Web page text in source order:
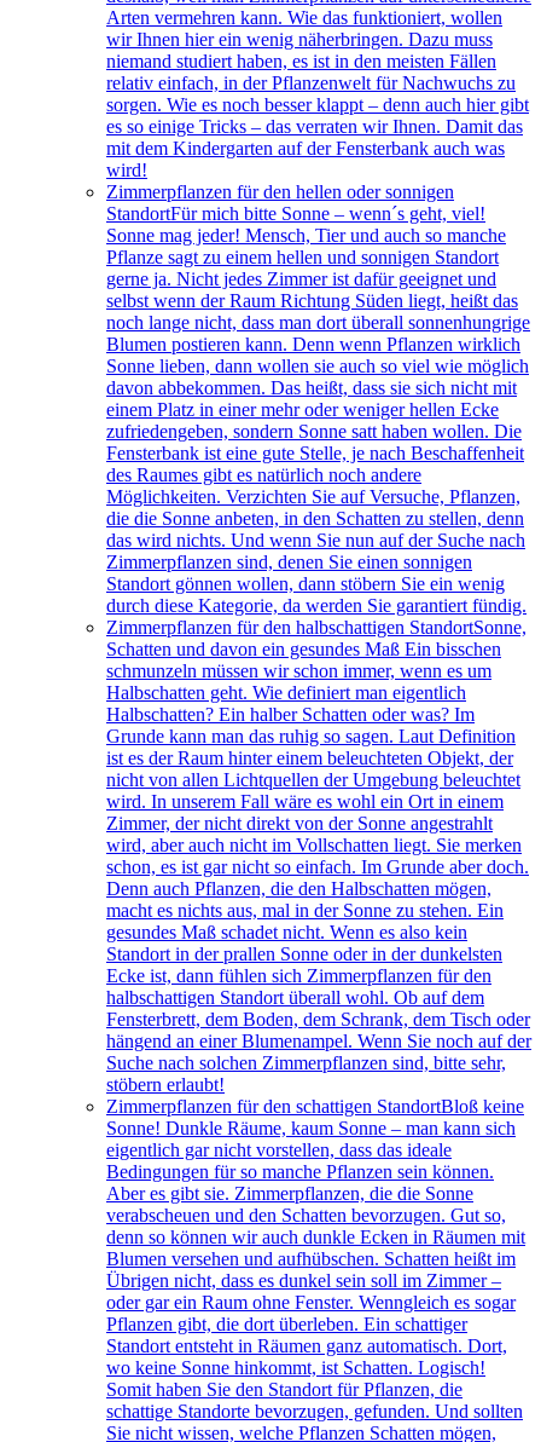
Arten vermehren kann. Wie das funktioniert, wollen
wir Ihnen hier ein wenig näherbringen. Dazu muss
niemand studiert haben, es ist in den meisten Fällen
relativ einfach, in der Pflanzenwelt für Nachwuchs zu
sorgen. Wie es noch besser klappt – denn auch hier gibt
es so einige Tricks – das verraten wir Ihnen. Damit das
mit dem Kindergarten auf der Fensterbank auch was
wird!
Zimmerpflanzen für den hellen oder sonnigen
StandortFür mich bitte Sonne – wenn´s geht, viel!
Sonne mag jeder! Mensch, Tier und auch so manche
Pflanze sagt zu einem hellen und sonnigen Standort
gerne ja. Nicht jedes Zimmer ist dafür geeignet und
selbst wenn der Raum Richtung Süden liegt, heißt das
noch lange nicht, dass man dort überall sonnenhungrige
Blumen postieren kann. Denn wenn Pflanzen wirklich
Sonne lieben, dann wollen sie auch so viel wie möglich
davon abbekommen. Das heißt, dass sie sich nicht mit
einem Platz in einer mehr oder weniger hellen Ecke
zufriedengeben, sondern Sonne satt haben wollen. Die
Fensterbank ist eine gute Stelle, je nach Beschaffenheit
des Raumes gibt es natürlich noch andere
Möglichkeiten. Verzichten Sie auf Versuche, Pflanzen,
die die Sonne anbeten, in den Schatten zu stellen, denn
das wird nichts. Und wenn Sie nun auf der Suche nach
Zimmerpflanzen sind, denen Sie einen sonnigen
Standort gönnen wollen, dann stöbern Sie ein wenig
durch diese Kategorie, da werden Sie garantiert fündig.
Zimmerpflanzen für den halbschattigen StandortSonne,
Schatten und davon ein gesundes Maß Ein bisschen
schmunzeln müssen wir schon immer, wenn es um
Halbschatten geht. Wie definiert man eigentlich
Halbschatten? Ein halber Schatten oder was? Im
Grunde kann man das ruhig so sagen. Laut Definition
ist es der Raum hinter einem beleuchteten Objekt, der
nicht von allen Lichtquellen der Umgebung beleuchtet
wird. In unserem Fall wäre es wohl ein Ort in einem
Zimmer, der nicht direkt von der Sonne angestrahlt
wird, aber auch nicht im Vollschatten liegt. Sie merken
schon, es ist gar nicht so einfach. Im Grunde aber doch.
Denn auch Pflanzen, die den Halbschatten mögen,
macht es nichts aus, mal in der Sonne zu stehen. Ein
gesundes Maß schadet nicht. Wenn es also kein
Standort in der prallen Sonne oder in der dunkelsten
Ecke ist, dann fühlen sich Zimmerpflanzen für den
halbschattigen Standort überall wohl. Ob auf dem
Fensterbrett, dem Boden, dem Schrank, dem Tisch oder
hängend an einer Blumenampel. Wenn Sie noch auf der
Suche nach solchen Zimmerpflanzen sind, bitte sehr,
stöbern erlaubt!
Zimmerpflanzen für den schattigen StandortBloß keine
Sonne! Dunkle Räume, kaum Sonne – man kann sich
eigentlich gar nicht vorstellen, dass das ideale
Bedingungen für so manche Pflanzen sein können.
Aber es gibt sie. Zimmerpflanzen, die die Sonne
verabscheuen und den Schatten bevorzugen. Gut so,
denn so können wir auch dunkle Ecken in Räumen mit
Blumen versehen und aufhübschen. Schatten heißt im
Übrigen nicht, dass es dunkel sein soll im Zimmer –
oder gar ein Raum ohne Fenster. Wenngleich es sogar
Pflanzen gibt, die dort überleben. Ein schattiger
Standort entsteht in Räumen ganz automatisch. Dort,
wo keine Sonne hinkommt, ist Schatten. Logisch!
Somit haben Sie den Standort für Pflanzen, die
schattige Standorte bevorzugen, gefunden. Und sollten
Sie nicht wissen, welche Pflanzen Schatten mögen,